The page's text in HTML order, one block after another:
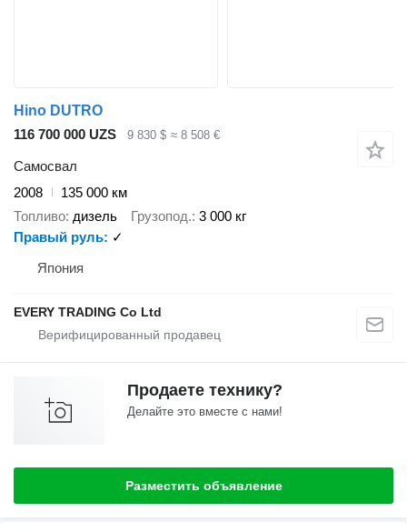
Hino DUTRO
116 700 000 UZS
9 830 $ ≈ 8 508 €
Самосвал
2008
135 000 км
Топливо дизель Грузопод. 3 000 кг
Правый руль
✓
Япония
EVERY TRADING Co Ltd
Продаете технику?
Делайте это вместе с нами!
Разместить объявление